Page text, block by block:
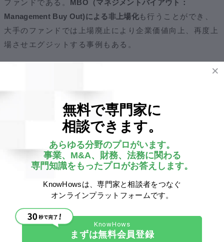
ファンドである。 MBO（マネジメントバイアウト：
Management Buy Out)による非上場化も行うことができ、
大手のファンドでは上場廃止により企業価値向上、再度上
場させエグジットする事例もある。
昔のイメージだとプライベートエクイティファンドに対し
取ったり、中小企業の成長を加速させることができる重要
なパートナーとして選ばれていることが多い。
日本で有名なプライベートエクイティファンドだと、アドバン
テッジパートナーズやユニゾンキャピタルなどが挙げられる。
このように外資系のファンドも含め日本に多く参入してい
事業承継や後継者探しにより事業売却が必要な中小規模
無料で専門家に
相談できます。
あらゆる分野のプロがいます。
事業、M&A、財務、法務に関わる
専門知識をもったプロがお答えします。
KnowHowsは、専門家と相談者をつなぐ
オンラインプラットフォームです。
まずは無料会員登録